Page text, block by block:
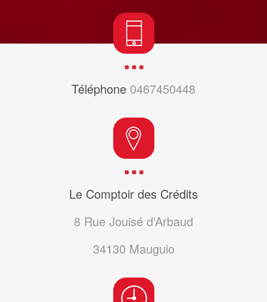
Téléphone 0467450448
Le Comptoir des Crédits
8 Rue Jouisé d’Arbaud
34130 Mauguio